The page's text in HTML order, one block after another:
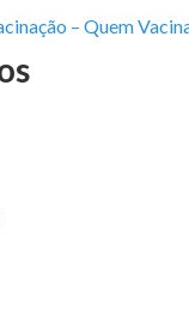
– Quem